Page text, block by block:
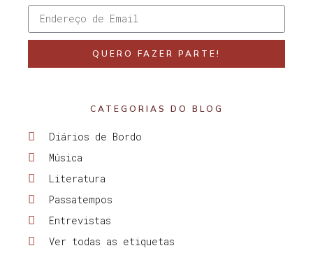
QUERO FAZER PARTE!
CATEGORIAS DO BLOG
Diários de Bordo
Música
Literatura
Passatempos
Entrevistas
Ver todas as etiquetas